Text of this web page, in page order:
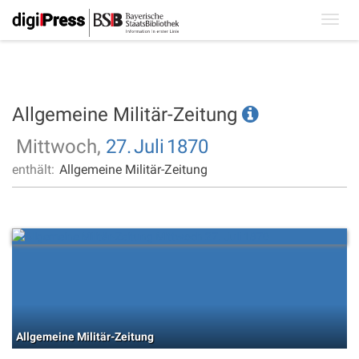
Allgemeine Militär-Zeitung
Mittwoch, 27.Juli 1870
enthält: Allgemeine Militär-Zeitung
Allgemeine Militär-Zeitung